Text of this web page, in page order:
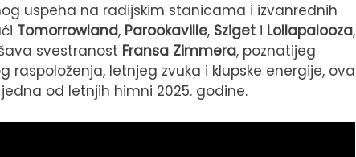
uspeha na radijskim stanicama i izvanrednih
Tomorrowland, Parookaville, Sziget i Lollapalooza,
svestranost Fransa Zimmera, poznatijeg
raspoloženja, letnjeg zvuka i klupske energije, ova
od letnjih himni 2025. godine.